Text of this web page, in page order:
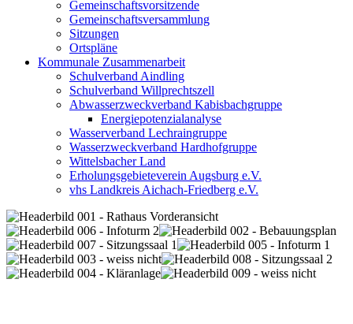
Gemeinschaftsvorsitzende
Gemeinschaftsversammlung
Sitzungen
Ortspläne
Kommunale Zusammenarbeit
Schulverband Aindling
Schulverband Willprechtszell
Abwasserzweckverband Kabisbachgruppe
Energiepotenzialanalyse
Wasserverband Lechraingruppe
Wasserzweckverband Hardhofgruppe
Wittelsbacher Land
Erholungsgebieteverein Augsburg e.V.
vhs Landkreis Aichach-Friedberg e.V.